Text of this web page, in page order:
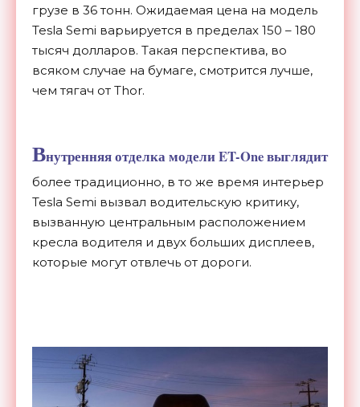
грузе в 36 тонн. Ожидаемая цена на модель
Tesla Semi варьируется в пределах 150 – 180
тысяч долларов. Такая перспектива, во
всяком случае на бумаге, смотрится лучше,
чем тягач от Thor.
Внутренняя отделка модели ET-One выглядит
более традиционно, в то же время интерьер
Tesla Semi вызвал водительскую критику,
вызванную центральным расположением
кресла водителя и двух больших дисплеев,
которые могут отвлечь от дороги.